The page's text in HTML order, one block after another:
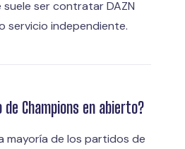
ser contratar DAZN
servicio independiente.
Champions en abierto?
mayoría de los partidos de